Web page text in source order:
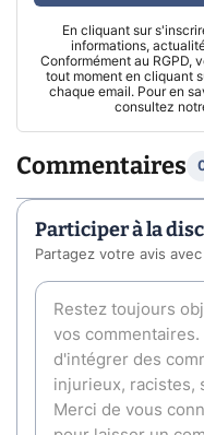
En cliquant sur
informations,
Conformément au RGPD,
tout moment en cliquant
chaque email. Pour en
consultez
Commentaires
Participer à la
Partagez votre avis